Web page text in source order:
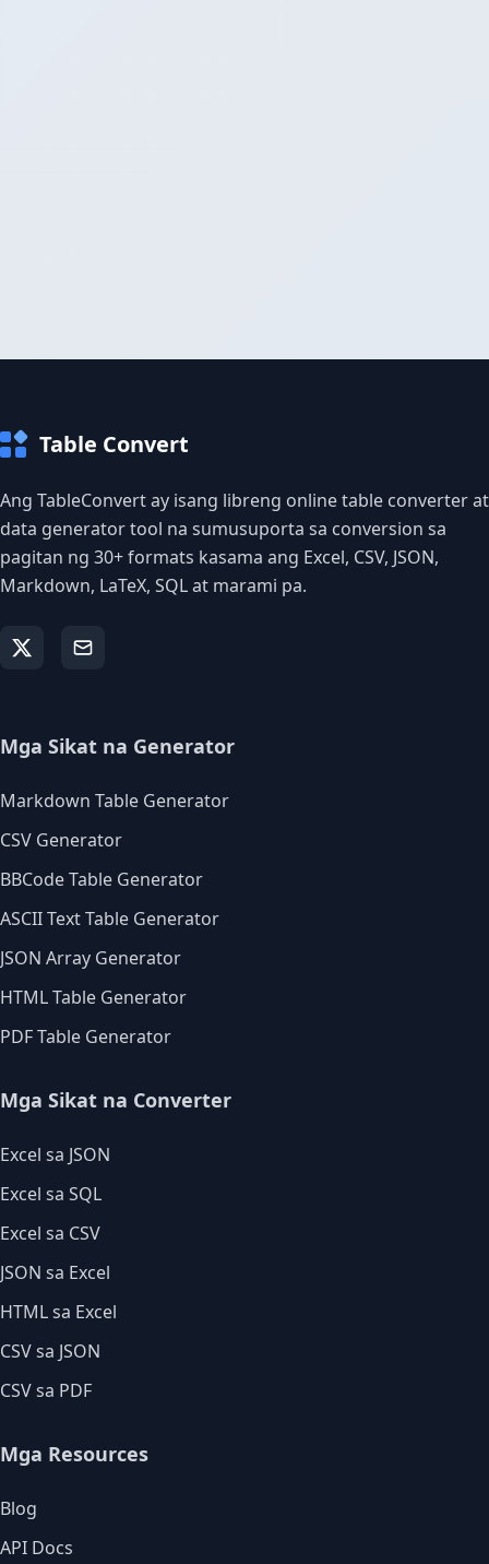
Table Convert
Ang TableConvert ay isang libreng online table converter at
data generator tool na sumusuporta sa conversion sa
pagitan ng 30+ formats kasama ang Excel, CSV, JSON,
Markdown, LaTeX, SQL at marami pa.
Mga Sikat na Generator
Markdown Table Generator
CSV Generator
BBCode Table Generator
ASCII Text Table Generator
JSON Array Generator
HTML Table Generator
PDF Table Generator
Mga Sikat na Converter
Excel sa JSON
Excel sa SQL
Excel sa CSV
JSON sa Excel
HTML sa Excel
CSV sa JSON
CSV sa PDF
Mga Resources
Blog
API Docs